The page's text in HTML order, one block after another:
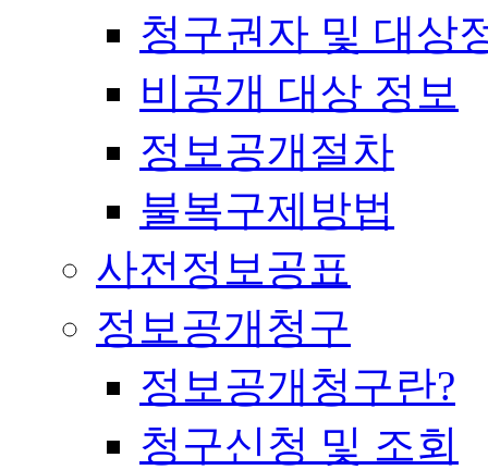
청구권자 및 대상
비공개 대상 정보
정보공개절차
불복구제방법
사전정보공표
정보공개청구
정보공개청구란?
청구신청 및 조회